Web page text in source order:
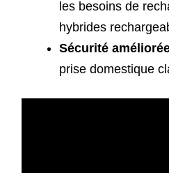
les besoins de
hybrides
Sécurité
prise domestique